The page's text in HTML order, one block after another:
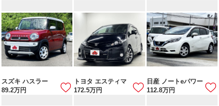
スズキ ハスラー
89.2万円
トヨタ エスティマ
172.5万円
日産 ノートeパワー
112.8万円